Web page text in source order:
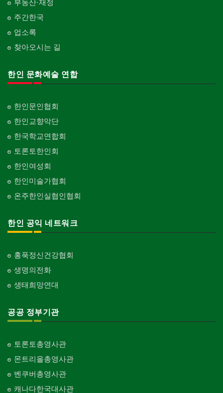
부동산·재정
주간한국
업소록
찾아오시는 길
한인 문화예술 연합
한인문인협회
한인교향악단
한국학교연합회
토론토한인회
한인여성회
한인미술가협회
온주한인실협인협회
한인 공익 네트워크
홍푹정신건강협회
생명의전화
생태희망연대
공공 정부기관
토론토총영사관
몬트리올총영사관
벤쿠버총영사관
캐나다한국대사관